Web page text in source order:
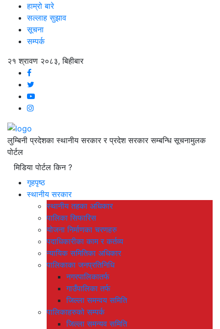
हाम्रो बारे
सल्लाह सुझाव
सूचना
सम्पर्क
२१ श्रावण २०८३, बिहीबार
लुम्बिनी प्रदेशका स्थानीय सरकार र प्रदेश सरकार सम्बन्धि सूचनामुलक
पोर्टल
मिडिया पोर्टल किन ?
गृहपृष्ठ
स्थानीय सरकार
स्थानीय तहका अधिकार
पालिका सिफारिस
योजना निर्माणका चरणहरु
पदाधिकारीका काम र कर्तव्य
न्यायिक समितिका अधिकार
पालिकाका जनप्रतिनिधि
नगरपालिकातर्फ
गाउँपालिका तर्फ
जिल्ला समन्वय समिति
पालिकाहरुको सम्पर्क
जिल्ला समन्यव समिति